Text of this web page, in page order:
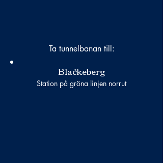
Ta tunnelbanan till:
Blackeberg
Station på gröna linjen norrut